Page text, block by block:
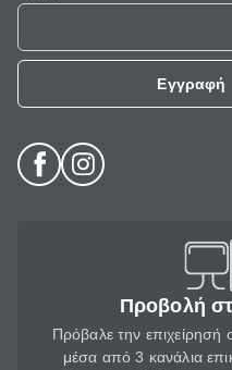
Εγγραφή
Προβολή
Πρόβαλε την
μέσα από 3 κανάλια